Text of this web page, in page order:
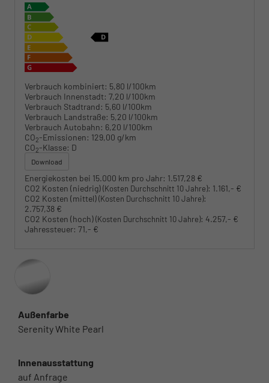
Verbrauch kombiniert: 5,80 l/100km
Verbrauch Innenstadt: 7,20 l/100km
Verbrauch Stadtrand: 5,60 l/100km
Verbrauch Landstraße: 5,20 l/100km
Verbrauch Autobahn: 6,20 l/100km
CO2-Emissionen: 129,00 g/km
CO2-Klasse: D
Download
Energiekosten bei 15.000 km pro Jahr: 1.517,28 €
CO2 Kosten (niedrig)(Kosten Durchschnitt 10 Jahre): 1.161,- €
CO2 Kosten (mittel)(Kosten Durchschnitt 10 Jahre):
2.757,38 €
CO2 Kosten (hoch)(Kosten Durchschnitt 10 Jahre): 4.257,- €
Jahressteuer: 71,- €
Außenfarbe
Serenity White Pearl
Innenausstattung
auf Anfrage